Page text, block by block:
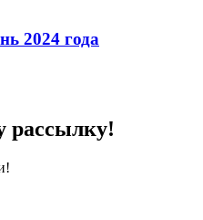
2024 года
рассылку!